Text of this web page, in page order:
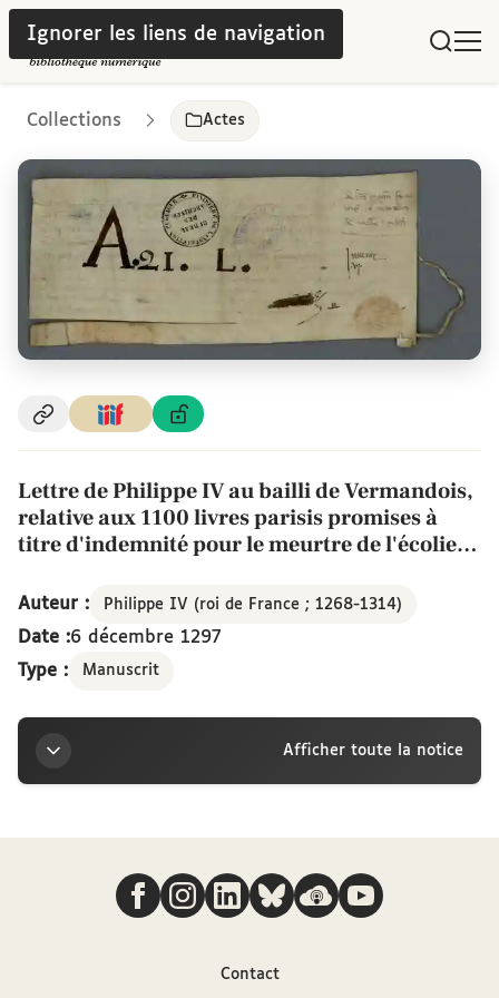
Ignorer les liens de navigation
Collections Actes
Lettre de Philippe IV au bailli de Vermandois,
relative aux 1100 livres parisis promises à
titre d'indemnité pour le meurtre de l'écolier
1297
Auteur : Philippe IV (roi de France ; 1268-1314)
Date :6 décembre 1297
Type :
Manuscrit
Afficher toute la notice
Titre
Lettre de Philippe IV au bailli de Vermandois,
relative aux 1100 livres parisis promises à titre
Nous suivre
Contact